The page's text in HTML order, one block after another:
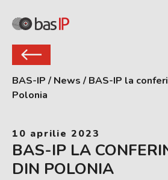
BAS-IP / News / BAS-IP la
Polonia
10 aprilie 2023
BAS-IP LA
DIN POLONIA